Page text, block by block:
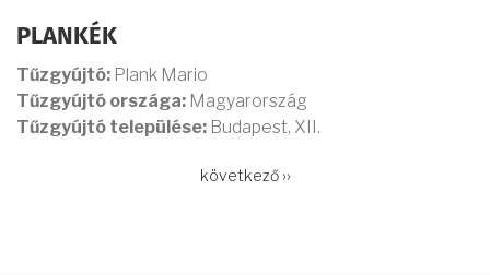
PLANKÉK
Tűzgyújtó: Plank Mario
Tűzgyújtó országa: Magyarország
Tűzgyújtó települése: Budapest, XII.
Következő
következő ››